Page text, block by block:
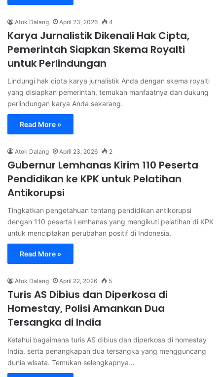
Atok Dalang April 23, 2026 4
Karya Jurnalistik Dikenali Hak Cipta,
Pemerintah Siapkan Skema Royalti
untuk Perlindungan
Lindungi hak cipta karya jurnalistik Anda dengan skema royalti
yang disiapkan pemerintah, temukan manfaatnya dan dukung
perlindungan karya Anda sekarang.
Read More »
Atok Dalang April 23, 2026 2
Gubernur Lemhanas Kirim 110 Peserta
Pendidikan ke KPK untuk Pelatihan
Antikorupsi
Tingkatkan pengetahuan tentang pendidikan antikorupsi
dengan 110 peserta Lemhanas yang mengikuti pelatihan di KPK
untuk menciptakan perubahan positif di Indonesia.
Read More »
Atok Dalang April 22, 2026 5
Turis AS Dibius dan Diperkosa di
Homestay, Polisi Amankan Dua
Tersangka di India
Ketahui bagaimana turis AS dibius dan diperkosa di homestay
India, serta penangkapan dua tersangka yang mengguncang
dunia wisata. Temukan selengkapnya…